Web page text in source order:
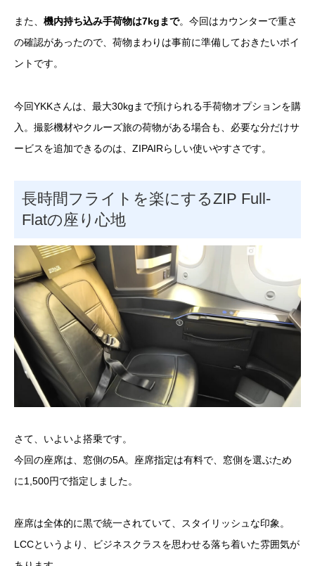
また、 機内持ち込み手荷物は7kgまで。今回はカウンターで重さ
の確認があったので、荷物まわりは事前に準備しておきたいポイ
ントです。
今回YKKさんは、最大30kgまで預けられる手荷物オプションを購
入。撮影機材やクルーズ旅の荷物がある場合も、必要な分だけサ
ービスを追加できるのは、ZIPAIRらしい使いやすさです。
長時間フライトを楽にするZIP Full-
Flatの座り心地
さて、いよいよ搭乗です。
今回の座席は、窓側の5A。座席指定は有料で、窓側を選ぶため
に1,500円で指定しました。
座席は全体的に黒で統一されていて、スタイリッシュな印象。
LCCというより、ビジネスクラスを思わせる落ち着いた雰囲気が